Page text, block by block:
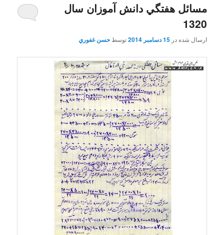
مسائل هفتگي دانش آموزان سال
1320
ارسال شده در15 دسامبر 2014 توسطحسن غفوري